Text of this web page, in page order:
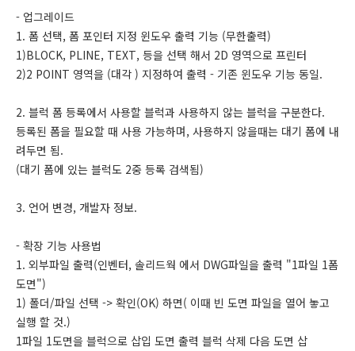
- 업그레이드
1. 폼 선택, 폼 포인터 지정 윈도우 출력 기능 (무한출력)
1)BLOCK, PLINE, TEXT, 등을 선택 해서 2D 영역으로 프린터
2)2 POINT 영역을 (대각 ) 지정하여 출력 - 기존 윈도우 기능 동일.
2. 블럭 폼 등록에서 사용할 블럭과 사용하지 않는 블럭을 구분한다.
등록된 폼을 필요할 때 사용 가능하며, 사용하지 않을때는 대기 폼에 내
려두면 됨.
(대기 폼에 있는 블럭도 2중 등록 검색됨)
3. 언어 변경, 개발자 정보.
- 확장 기능 사용법
1. 외부파일 출력(인벤터, 솔리드웍 에서 DWG파일을 출력 "1파일 1폼
도면")
1) 폴더/파일 선택 -> 확인(OK) 하면( 이때 빈 도면 파일을 열어 놓고
실행 할 것.)
1파일 1도면을 블럭으로 삽입 도면 출력 블럭 삭제 다음 도면 삽